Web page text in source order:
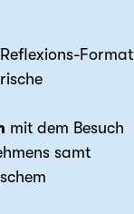
Format
mit dem Besuch
samt